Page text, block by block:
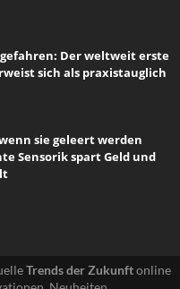
gefahren: Der weltweit erste
sich als praxistauglich
sie geleert werden
Sensorik spart Geld und
Trends der Zukunftonline